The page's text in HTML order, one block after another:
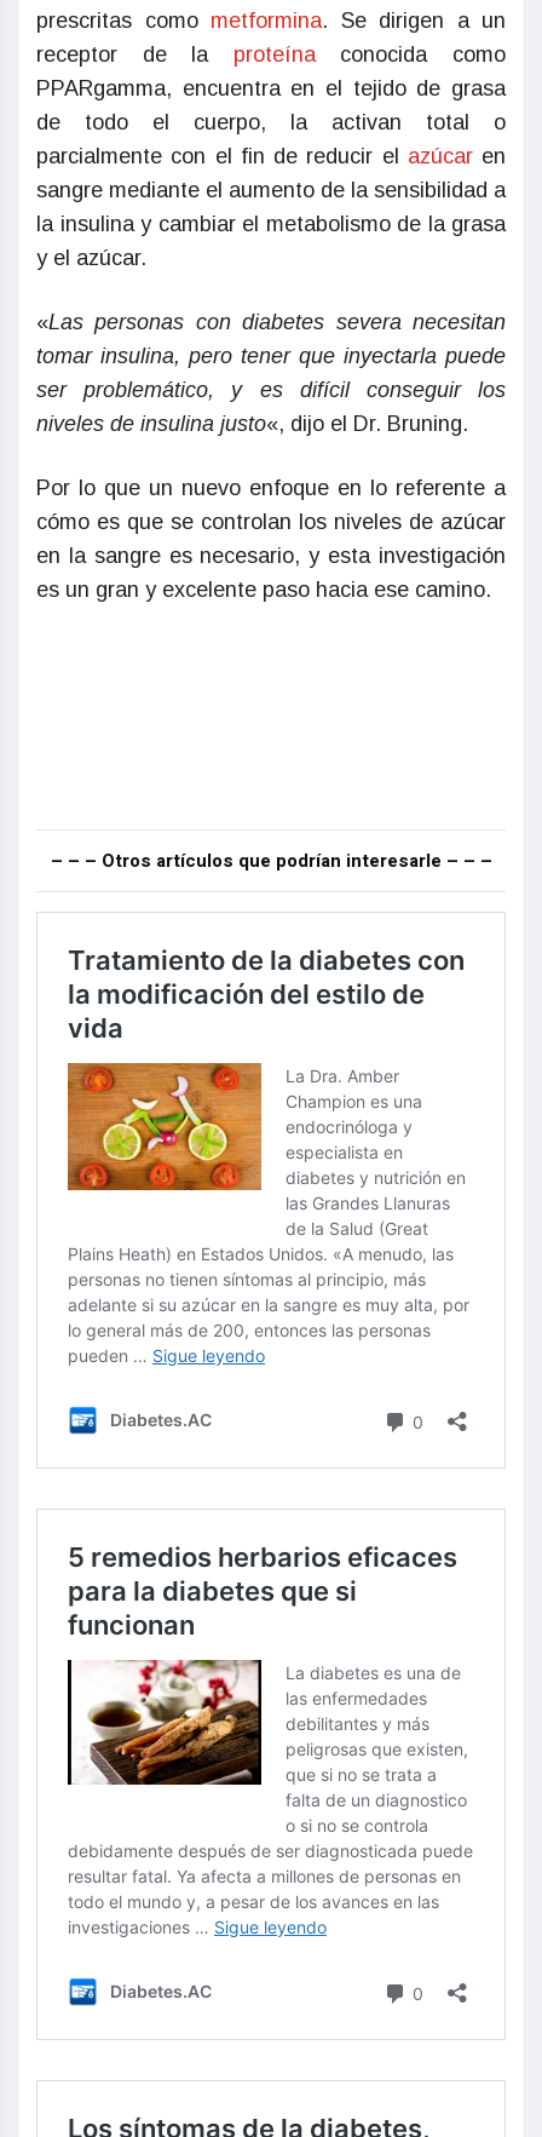
prescritas como metformina. Se dirigen a un
receptor de la proteína conocida como
PPARgamma, encuentra en el tejido de grasa
de todo el cuerpo, la activan total o
parcialmente con el fin de reducir el azúcar en
sangre mediante el aumento de la sensibilidad a
la insulina y cambiar el metabolismo de la grasa
y el azúcar.
«Las personas con diabetes severa necesitan
tomar insulina, pero tener que inyectarla puede
ser problemático, y es difícil conseguir los
niveles de insulina justo«, dijo el Dr. Bruning.
Por lo que un nuevo enfoque en lo referente a
cómo es que se controlan los niveles de azúcar
en la sangre es necesario, y esta investigación
es un gran y excelente paso hacia ese camino.
– – – Otros artículos que podrían interesarle – – –